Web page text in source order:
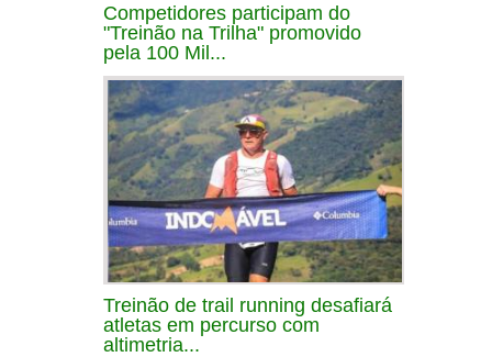
Competidores participam do
"Treinão na Trilha" promovido
pela 100 Mil...
Treinão de trail running desafiará
atletas em percurso com
altimetria...